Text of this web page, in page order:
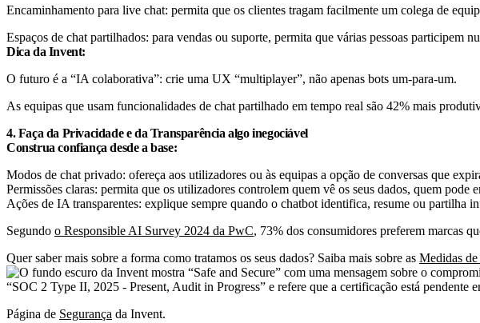
Encaminhamento para live chat: permita que os clientes tragam facilmente um colega de
Espaços de chat partilhados: para vendas ou suporte, permita que várias pessoas participem
Dica da Invent:
O futuro é a “IA colaborativa”: crie uma UX “multiplayer”, não apenas bots um-para-um.
As equipas que usam funcionalidades de chat partilhado em tempo real são 42% mais
4. Faça da Privacidade e da Transparência algo inegociável
Construa confiança desde a base:
Modos de chat privado: ofereça aos utilizadores ou às equipas a opção de conversas que
Permissões claras: permita que os utilizadores controlem quem vê os seus dados, quem
Ações de IA transparentes: explique sempre quando o chatbot identifica, resume ou partilha
Segundo o Responsible AI Survey 2024 da PwC, 73% dos consumidores preferem marcas
Quer saber mais sobre a forma como tratamos os seus dados? Saiba mais sobre as Medidas de
Página de Segurança da Invent.